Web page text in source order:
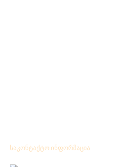
საკონტაქტო ინფორმაცია